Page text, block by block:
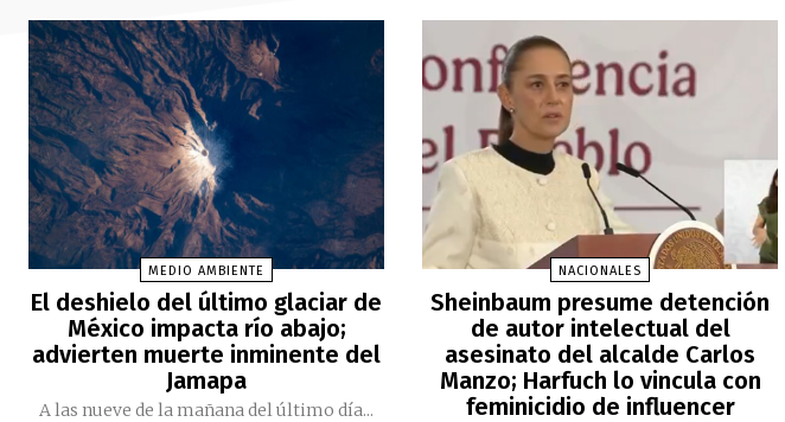
MEDIO AMBIENTE
El deshielo del último glaciar de
México impacta río abajo;
advierten muerte inminente del
Jamapa
A las nueve de la mañana del último día...
NACIONALES
Sheinbaum presume detención
de autor intelectual del
asesinato del alcalde Carlos
Manzo; Harfuch lo vincula con
feminicidio de influencer